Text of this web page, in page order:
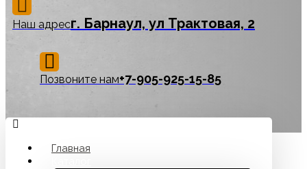
Наш адресг. Барнаул, ул Трактовая, 2
Позвоните нам‪+7-905-925-15-85
Главная